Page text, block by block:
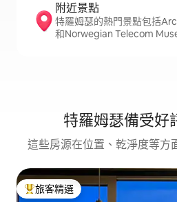
附近景點
特羅姆瑟的熱門景點包括
和Norwegian Telecom
特羅姆瑟備受好
這些房源在位置、乾淨度等方
旅客精選榜首
旅客精選